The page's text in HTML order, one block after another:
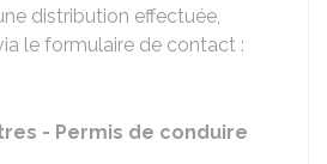
distribution effectuée,
le formulaire de contact :
- Permis de conduire